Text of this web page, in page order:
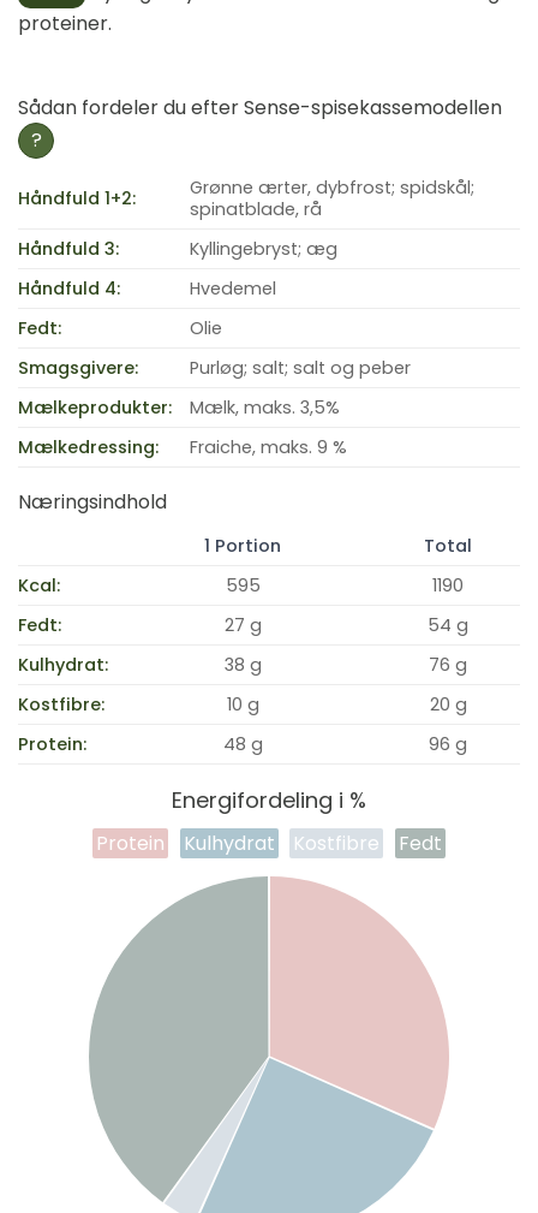
proteiner.
Sådan fordeler du efter Sense-spisekassemodellen
?
Håndfuld 1+2:
Grønne ærter, dybfrost; spidskål;
spinatblade, rå
Håndfuld 3:
Kyllingebryst; æg
Håndfuld 4:
Hvedemel
Fedt:
Olie
Smagsgivere:
Purløg; salt; salt og peber
Mælkeprodukter:
Mælk, maks. 3,5%
Mælkedressing:
Fraiche, maks. 9 %
Næringsindhold
1 Portion
Total
Kcal:
595
1190
Fedt:
27 g
54 g
Kulhydrat:
38 g
76 g
Kostfibre:
10 g
20 g
Protein:
48 g 96 g
Energifordeling i %
Protein Kulhydrat Kostfibre Fedt